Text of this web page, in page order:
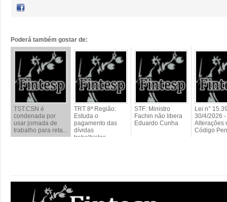
Poderá também gostar de:
TST:CSN é
condenada por
usar jornada de
trabalho para reta...
TRT 8ª Região:
Estuda o
pagamento das
dívidas
trabalhistas...
STF: Ministro
Fachin não libera
Eduardo Cunha
Lei n°
30/4/2026 -
Alteraçôes
Código